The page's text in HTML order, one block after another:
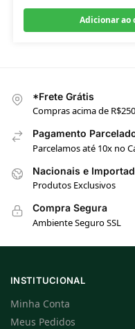
Adicionar ao
*Frete Grátis
Compras acima de
Pagamento
Parcelamos até 10x no
Nacionais e
Produtos Exclusivos
Compra Segura
Ambiente Seguro SSL
INSTITUCIONAL
Minha Conta
Meus Pedidos